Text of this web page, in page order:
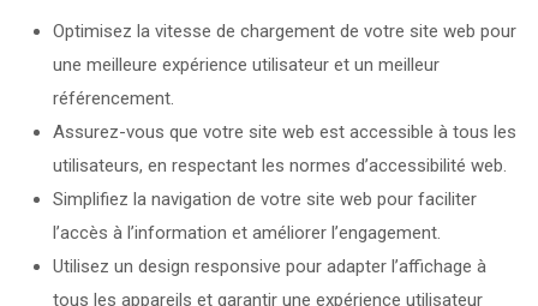
Optimisez la vitesse de chargement de votre site web pour
une meilleure expérience utilisateur et un meilleur
référencement.
Assurez-vous que votre site web est accessible à tous les
utilisateurs, en respectant les normes d’accessibilité web.
Simplifiez la navigation de votre site web pour faciliter
l’accès à l’information et améliorer l’engagement.
Utilisez un design responsive pour adapter l’affichage à
tous les appareils et garantir une expérience utilisateur